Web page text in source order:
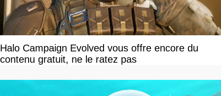
Halo Campaign Evolved vous offre encore du
contenu gratuit, ne le ratez pas